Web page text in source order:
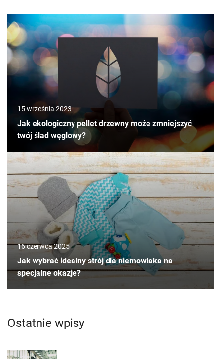
15 września 2023
Jak ekologiczny pellet drzewny może zmniejszyć
twój ślad węglowy?
16 czerwca 2025
Jak wybrać idealny strój dla niemowlaka na
specjalne okazje?
Ostatnie wpisy